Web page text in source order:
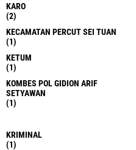
KARO
(2)
KECAMATAN PERCUT SEI TUAN
(1)
KETUM
(1)
KOMBES POL GIDION ARIF
SETYAWAN
(1)
KRIMINAL
(1)